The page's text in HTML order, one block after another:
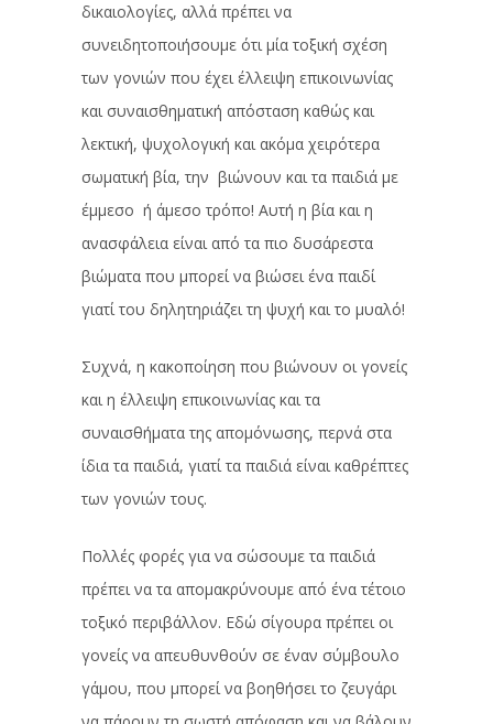
δικαιολογίες, αλλά πρέπει να
συνειδητοποιήσουμε ότι μία τοξική σχέση
των γονιών που έχει έλλειψη επικοινωνίας
και συναισθηματική απόσταση καθώς και
λεκτική, ψυχολογική και ακόμα χειρότερα
σωματική βία, την βιώνουν και τα παιδιά με
έμμεσο ή άμεσο τρόπο! Αυτή η βία και η
ανασφάλεια είναι από τα πιο δυσάρεστα
βιώματα που μπορεί να βιώσει ένα παιδί
γιατί του δηλητηριάζει τη ψυχή και το μυαλό!
Συχνά, η κακοποίηση που βιώνουν οι γονείς
και η έλλειψη επικοινωνίας και τα
συναισθήματα της απομόνωσης, περνά στα
ίδια τα παιδιά, γιατί τα παιδιά είναι καθρέπτες
των γονιών τους.
Πολλές φορές για να σώσουμε τα παιδιά
πρέπει να τα απομακρύνουμε από ένα τέτοιο
τοξικό περιβάλλον. Εδώ σίγουρα πρέπει οι
γονείς να απευθυνθούν σε έναν σύμβουλο
γάμου, που μπορεί να βοηθήσει το ζευγάρι